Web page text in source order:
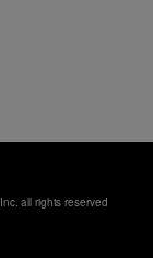
all rights reserved